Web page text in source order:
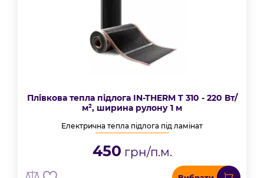
Плівкова тепла підлога IN-THERM T 310 - 220 Вт/
м², ширина рулону 1 м
Електрична тепла підлога під ламінат
450 грн/п.м.